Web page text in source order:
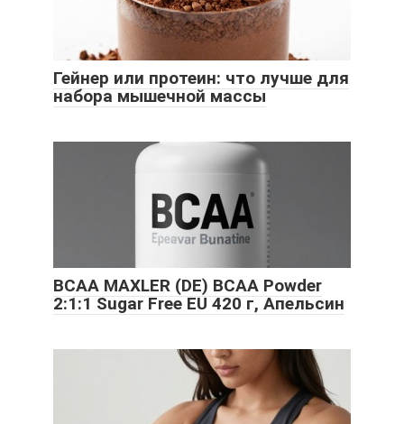
Гейнер или протеин: что лучше для
набора мышечной массы
BCAA MAXLER (DE) BCAA Powder
2:1:1 Sugar Free EU 420 г, Апельсин